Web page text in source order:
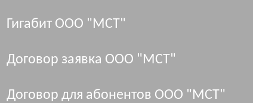
Гигабит ООО "МСТ"
Договор заявка ООО "МСТ"
Договор для абонентов ООО "МСТ"